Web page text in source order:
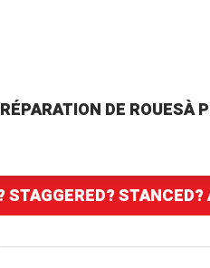
RÉPARATION DE ROUESÀ